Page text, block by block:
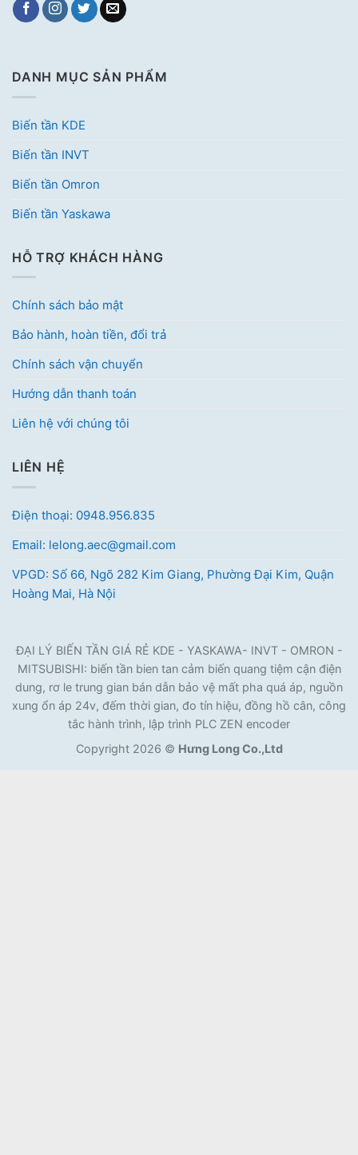
DANH MỤC SẢN PHẨM
Biến tần KDE
Biến tần INVT
Biến tần Omron
Biến tần Yaskawa
HỖ TRỢ KHÁCH HÀNG
Chính sách bảo mật
Bảo hành, hoàn tiền, đổi trả
Chính sách vận chuyển
Hướng dẫn thanh toán
Liên hệ với chúng tôi
LIÊN HỆ
Điện thoại: 0948.956.835
Email: lelong.aec@gmail.com
VPGD: Số 66, Ngõ 282 Kim Giang, Phường Đại Kim, Quận
Hoàng Mai, Hà Nội
ĐẠI LÝ BIẾN TẦN GIÁ RẺ KDE - YASKAWA- INVT - OMRON -
MITSUBISHI: biến tần bien tan cảm biến quang tiệm cận điện
dung, rơ le trung gian bán dẫn bảo vệ mất pha quá áp, nguồn
xung ổn áp 24v, đếm thời gian, đo tín hiệu, đồng hồ cân, công
tắc hành trình, lập trình PLC ZEN encoder
Copyright 2026 © Hưng Long Co.,Ltd